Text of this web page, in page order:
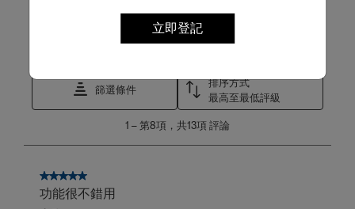
立即登記
篩選條件
排序方式
最高至最低評級
第
項，
1 –第8項，共13項評論
5星，共5星。
功能很不錯用